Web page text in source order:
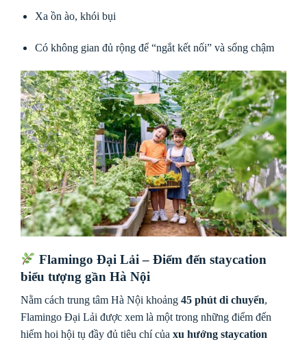
Xa ồn ào, khói bụi
Có không gian đủ rộng để “ngắt kết nối” và sống chậm
Flamingo Đại Lải – Điểm đến staycation
biểu tượng gần Hà Nội
Nằm cách trung tâm Hà Nội khoảng 45 phút di chuyển,
Flamingo Đại Lải được xem là một trong những điểm đến
hiếm hoi hội tụ đầy đủ tiêu chí của xu hướng staycation